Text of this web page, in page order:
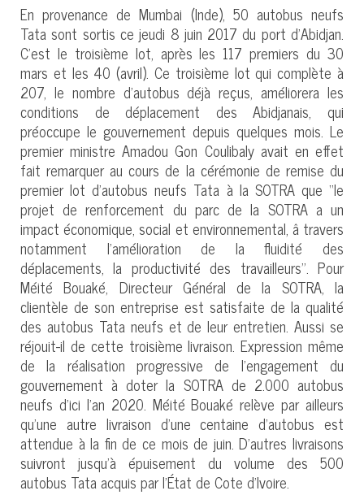
En provenance de Mumbai (Inde), 50 autobus neufs
Tata sont sortis ce jeudi 8 juin 2017 du port d’Abidjan.
C’est le troisième lot, après les 117 premiers du 30
mars et les 40 (avril). Ce troisième lot qui complète à
207, le nombre d’autobus déjà reçus, améliorera les
conditions de déplacement des Abidjanais, qui
préoccupe le gouvernement depuis quelques mois. Le
premier ministre Amadou Gon Coulibaly avait en effet
fait remarquer au cours de la cérémonie de remise du
premier lot d’autobus neufs Tata à la SOTRA que ‘‘le
projet de renforcement du parc de la SOTRA a un
impact économique, social et environnemental, â travers
notamment l’amélioration de la fluidité des
déplacements, la productivité des travailleurs’’. Pour
Méité Bouaké, Directeur Général de la SOTRA, la
clientèle de son entreprise est satisfaite de la qualité
des autobus Tata neufs et de leur entretien. Aussi se
réjouit-il de cette troisième livraison. Expression même
de la réalisation progressive de l’engagement du
gouvernement à doter la SOTRA de 2.000 autobus
neufs d’ici l’an 2020. Méité Bouaké relève par ailleurs
qu’une autre livraison d’une centaine d’autobus est
attendue à la fin de ce mois de juin. D’autres livraisons
suivront jusqu’à épuisement du volume des 500
autobus Tata acquis par l’État de Cote d’Ivoire.